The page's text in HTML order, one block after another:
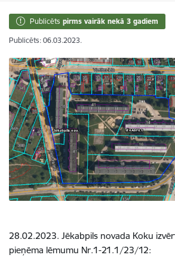
Publicēts pirms vairāk nekā 3 gadiem
Publicēts: 06.03.2023.
28.02.2023. Jēkabpils novada Koku
pieņēma lēmumu Nr.1-21.1/23/12: